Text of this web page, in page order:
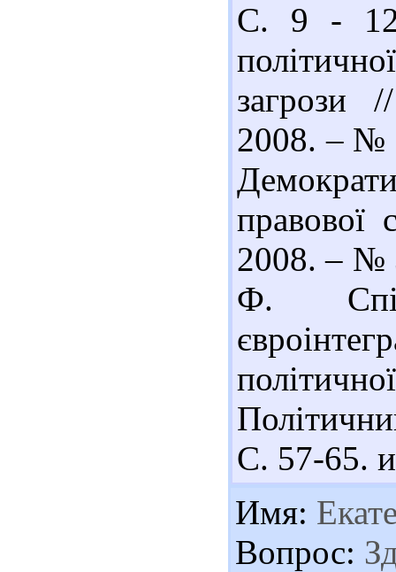
С. 9 -
загрози
2008. – №
правової
2008. – №
Ф.
С. 57-65.
Имя:
Вопрос: